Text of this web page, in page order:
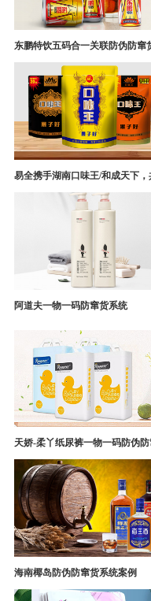
阿道夫一物一码防窜货系统
海南椰岛防伪防窜货系统案例